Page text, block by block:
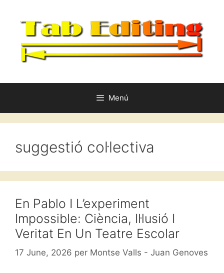
Menú
suggestió col·lectiva
En Pablo I L’experiment
Impossible: Ciència, Il·lusió I
Veritat En Un Teatre Escolar
17 June, 2026 per Montse Valls - Juan Genoves